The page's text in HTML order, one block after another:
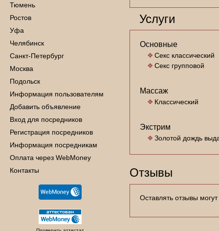
Тюмень
Ростов
Уфа
Челябинск
Санкт-Петербург
Москва
Подольск
Информация пользователям
Добавить объявление
Вход для посредников
Регистрация посредников
Информация посредникам
Оплата через WebMoney
Контакты
Услуги
Основные
Секс классический
Секс групповой
Массаж
Классический
Экстрим
Золотой дождь
Отзывы
Оставлять отзывы